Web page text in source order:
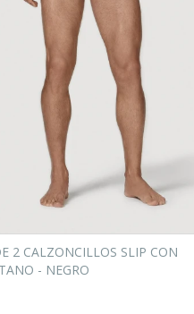
2 CALZONCILLOS SLIP CON
- NEGRO